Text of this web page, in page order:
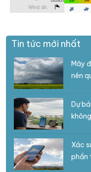
Tin tức mới nhất
Mây
nên
Dự
Xác
phần